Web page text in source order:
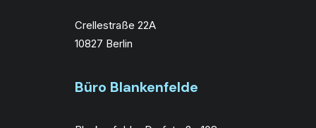
Crellestraße 22A
10827 Berlin
Büro Blankenfelde